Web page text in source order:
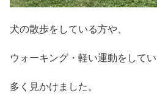
犬の散歩をしている方や、
ウォーキング・軽い運動をして
多く見かけました。